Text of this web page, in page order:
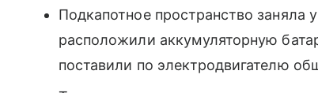
Подкапотное пространство
расположили аккумуляторную
поставили по электродвигателю